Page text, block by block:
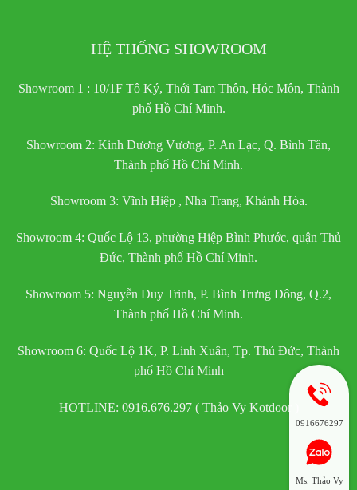
HỆ THỐNG SHOWROOM
Showroom 1 : 10/1F Tô Ký, Thới Tam Thôn, Hóc Môn, Thành
phố Hồ Chí Minh.
Showroom 2: Kinh Dương Vương, P. An Lạc, Q. Bình Tân,
Thành phố Hồ Chí Minh.
Showroom 3: Vĩnh Hiệp , Nha Trang, Khánh Hòa.
Showroom 4: Quốc Lộ 13, phường Hiệp Bình Phước, quận Thủ
Đức, Thành phố Hồ Chí Minh.
Showroom 5: Nguyễn Duy Trinh, P. Bình Trưng Đông, Q.2,
Thành phố Hồ Chí Minh.
Showroom 6: Quốc Lộ 1K, P. Linh Xuân, Tp. Thủ Đức, Thành
phố Hồ Chí Minh
HOTLINE: 0916.676.297 ( Thảo Vy Kotdoor )
0916676297
Ms. Thảo Vy